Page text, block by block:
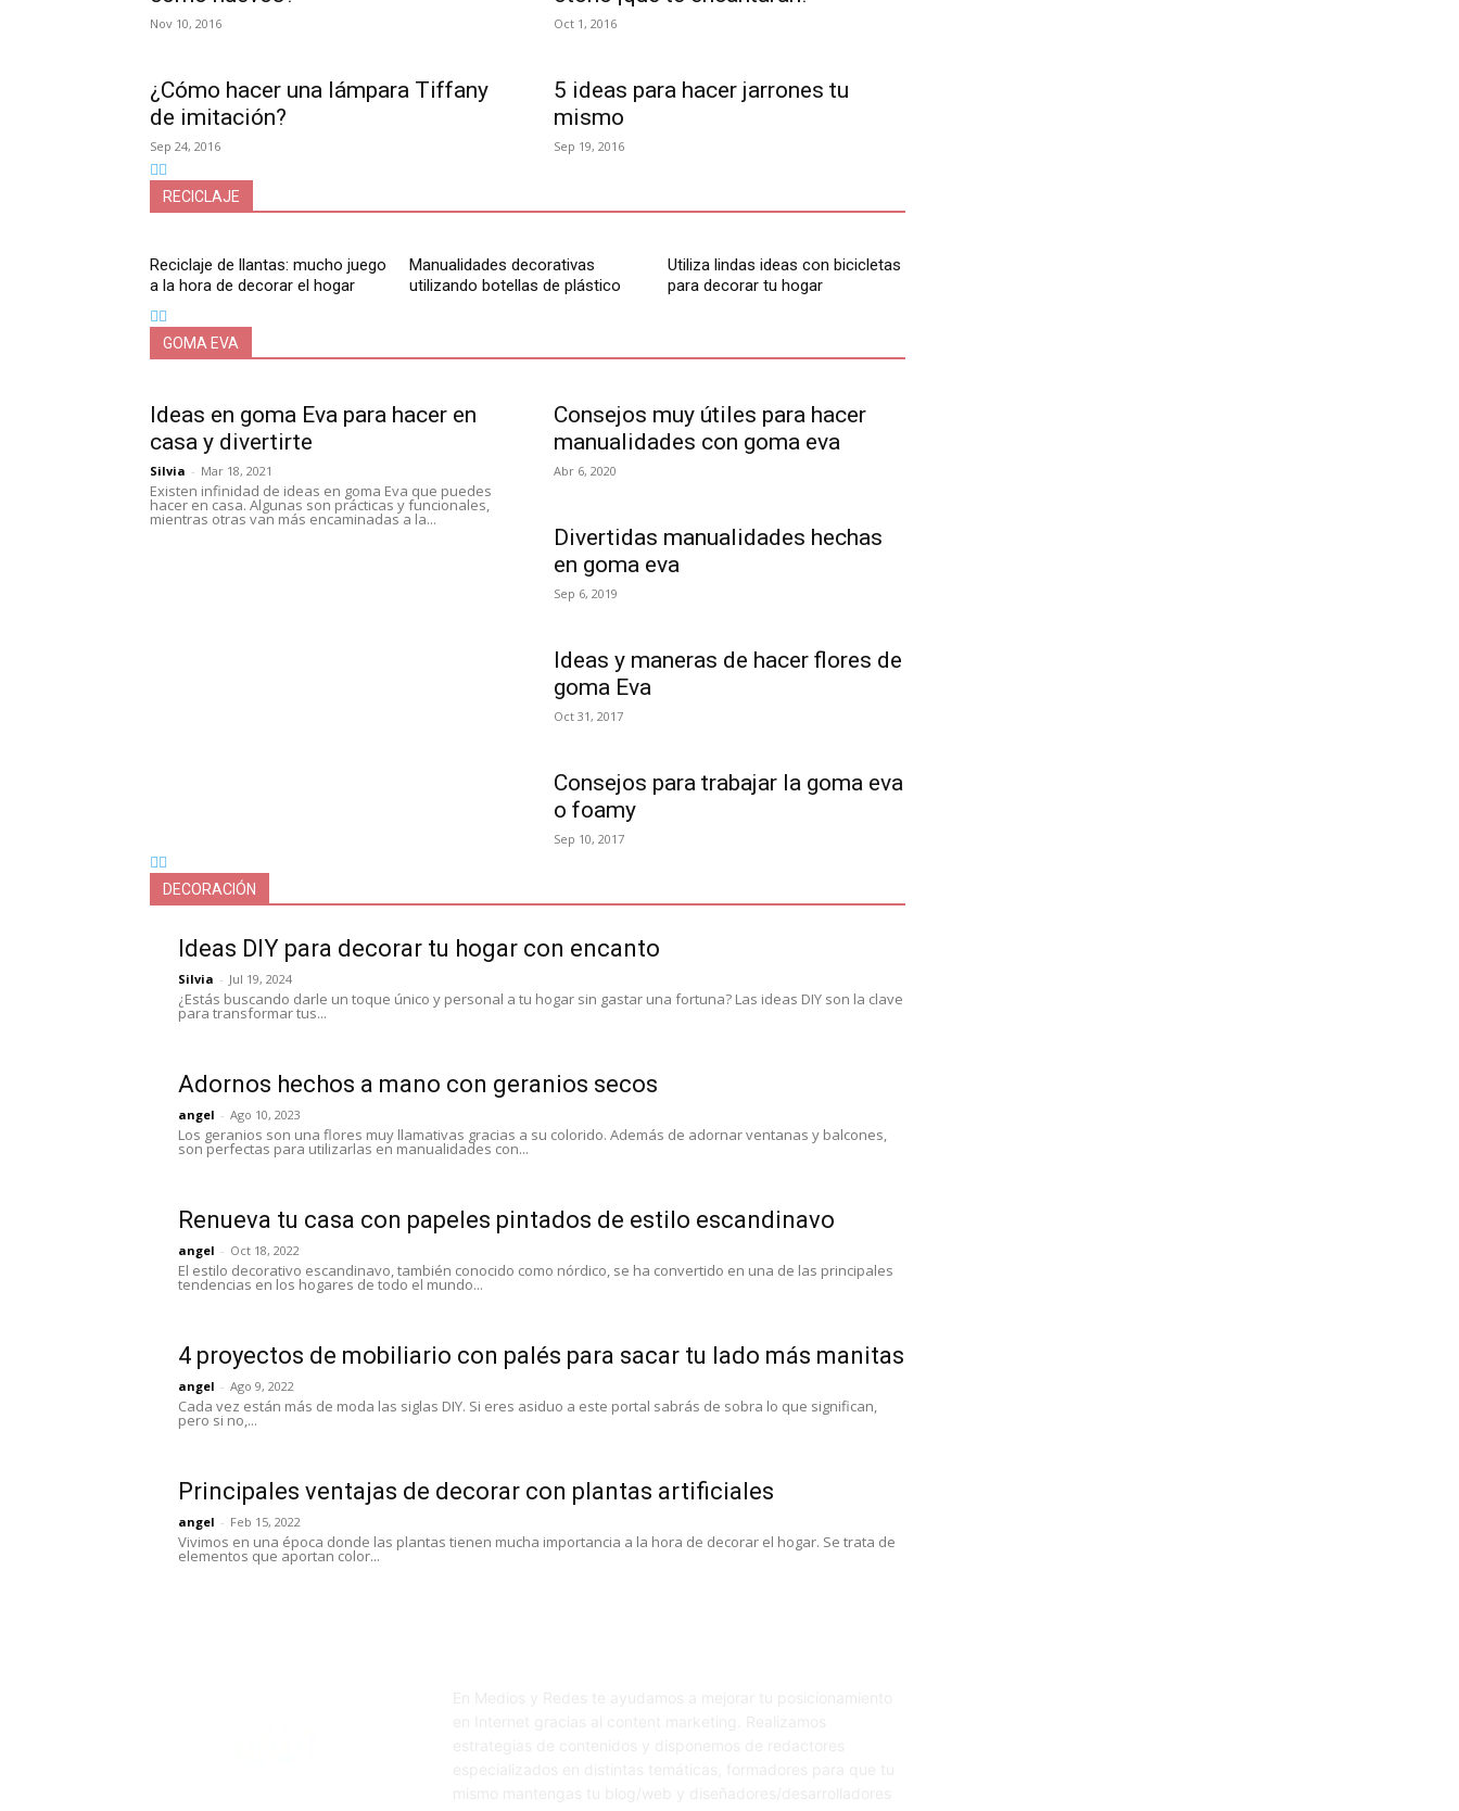
Nov 10, 2016 Oct 1, 2016
¿Cómo hacer una lámpara Tiffany
de imitación?
Sep 24, 2016
5 ideas para hacer jarrones tu
mismo
Sep 19, 2016
RECICLAJE
Reciclaje de llantas: mucho juego
a la hora de decorar el hogar
Manualidades decorativas
utilizando botellas de plástico
Utiliza lindas ideas con bicicletas
para decorar tu hogar
GOMA EVA
Ideas en goma Eva para hacer en
casa y divertirte
Silvia - Mar 18, 2021
Existen infinidad de ideas en goma Eva que puedes
hacer en casa. Algunas son prácticas y funcionales,
mientras otras van más encaminadas a la...
Consejos muy útiles para hacer
manualidades con goma eva
Abr 6, 2020
Divertidas manualidades hechas
en goma eva
Sep 6, 2019
Ideas y maneras de hacer flores de
goma Eva
Oct 31, 2017
Consejos para trabajar la goma eva
o foamy
Sep 10, 2017
DECORACIÓN
Ideas DIY para decorar tu hogar con encanto
Silvia - Jul 19, 2024
¿Estás buscando darle un toque único y personal a tu hogar sin gastar una fortuna? Las ideas DIY son la clave
para transformar tus...
Adornos hechos a mano con geranios secos
angel - Ago 10, 2023
Los geranios son una flores muy llamativas gracias a su colorido. Además de adornar ventanas y balcones,
son perfectas para utilizarlas en manualidades con...
Renueva tu casa con papeles pintados de estilo escandinavo
angel - Oct 18, 2022
El estilo decorativo escandinavo, también conocido como nórdico, se ha convertido en una de las principales
tendencias en los hogares de todo el mundo...
4 proyectos de mobiliario con palés para sacar tu lado más manitas
angel - Ago 9, 2022
Cada vez están más de moda las siglas DIY. Si eres asiduo a este portal sabrás de sobra lo que significan,
pero si no,...
Principales ventajas de decorar con plantas artificiales
angel - Feb 15, 2022
Vivimos en una época donde las plantas tienen mucha importancia a la hora de decorar el hogar. Se trata de
elementos que aportan color...